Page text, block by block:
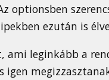
optionsben
ezután is
leginkább a
igen